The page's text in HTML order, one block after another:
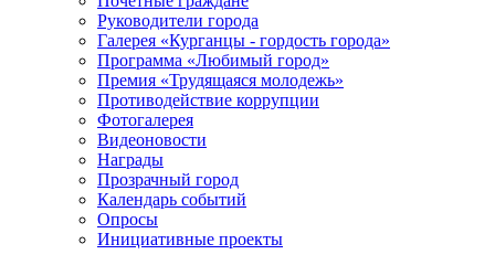
Руководители города
Галерея «Курганцы - гордость города»
Программа «Любимый город»
Премия «Трудящаяся молодежь»
Противодействие коррупции
Фотогалерея
Видеоновости
Награды
Прозрачный город
Календарь событий
Опросы
Инициативные проекты